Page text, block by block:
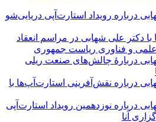
درباره رویداد استارت‌آپی دریایی‌شو
با دکتر علی شهابی در مراسم انعقاد
علمی و فناوری ریاست جمهوری
دربارۀ چالش‌های صنعت ریلی
درباره نقش‌آفرینی استارت‌آپ‌ها با
درباره نوزدهمین رویداد استارت‌آپی
آنا